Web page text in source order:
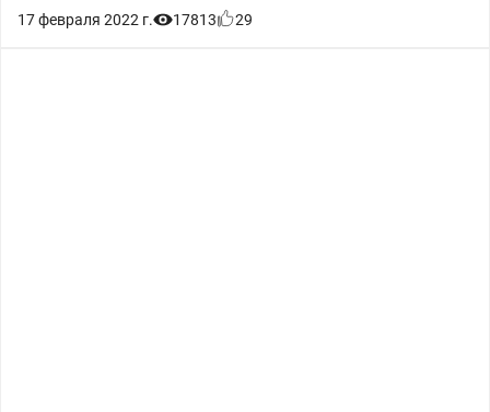
17 февраля 2022 г. 17813 29